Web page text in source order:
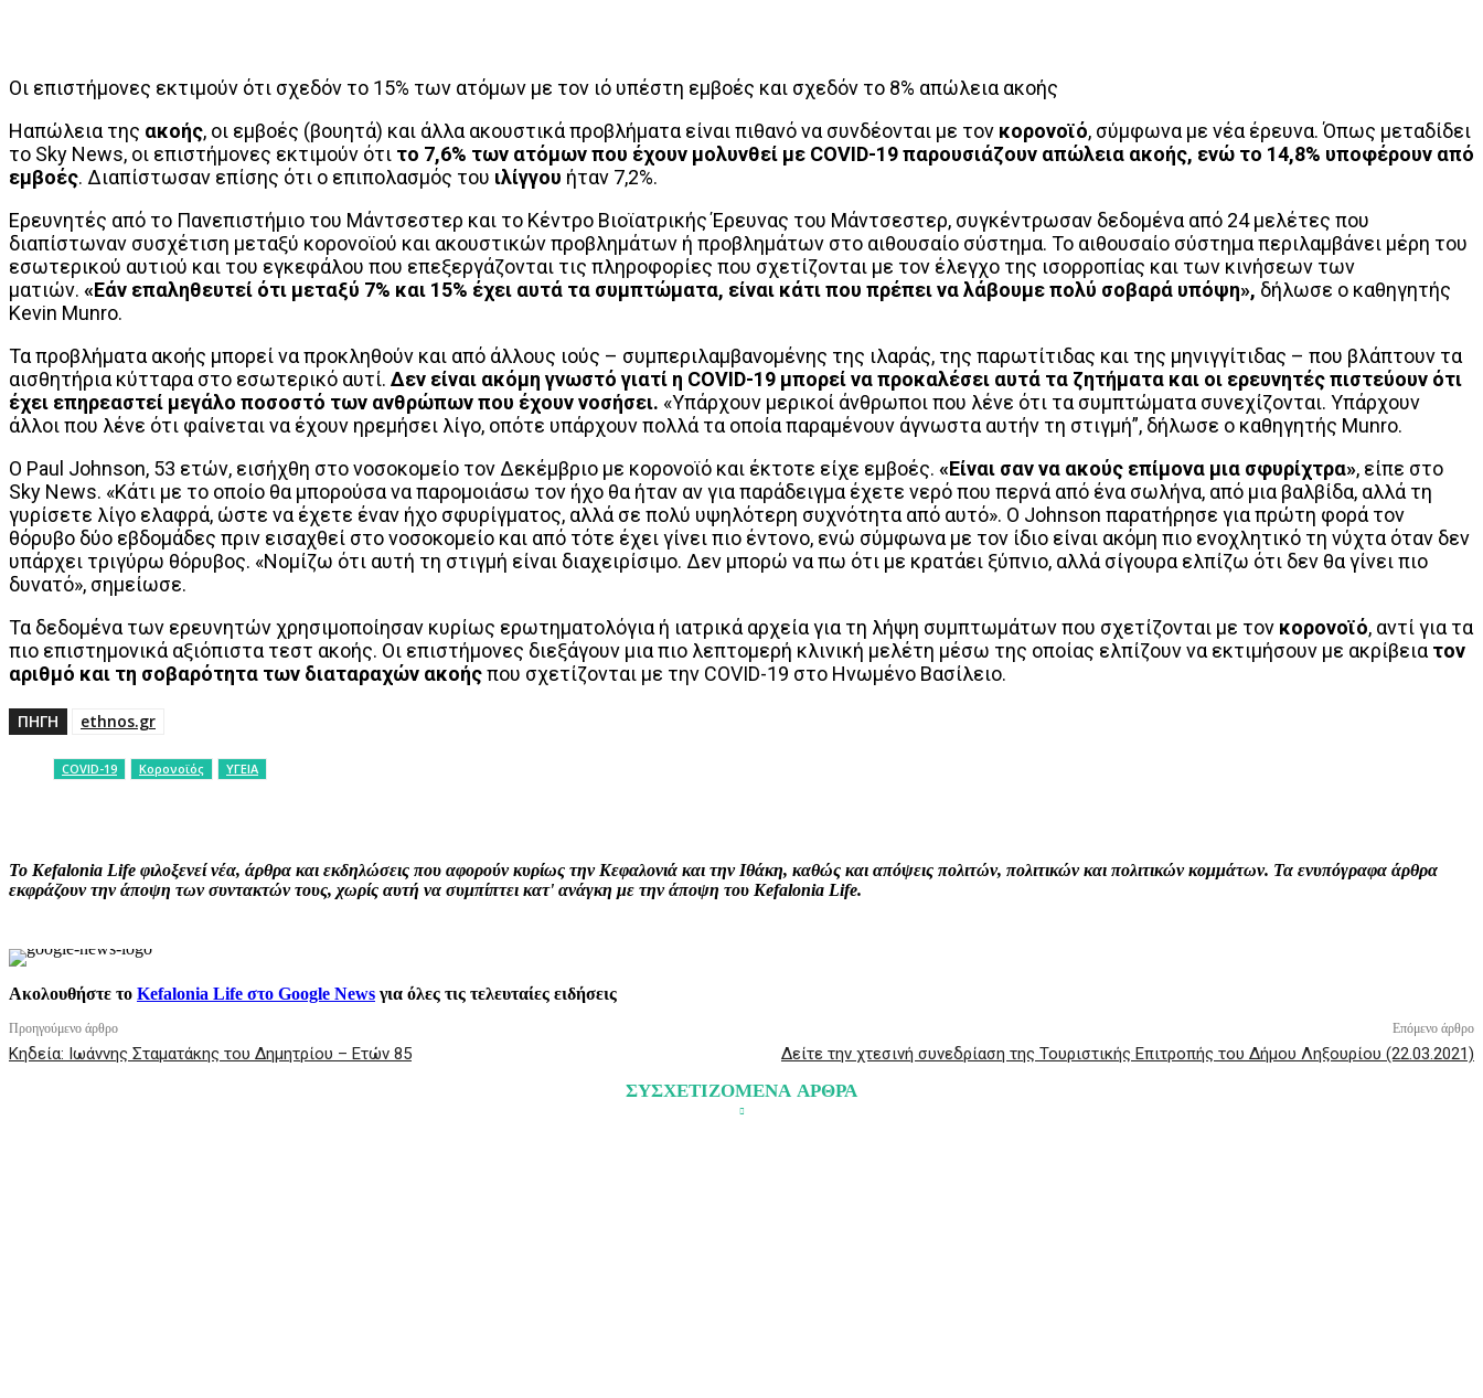
Οι επιστήμονες εκτιμούν ότι σχεδόν το 15% των ατόμων με τον ιό υπέστη εμβοές και σχεδόν το 8% απώλεια ακοής
Ηαπώλεια της ακοής, οι εμβοές (βουητά) και άλλα ακουστικά προβλήματα είναι πιθανό να συνδέονται με τον κορονοϊό, σύμφωνα με νέα έρευνα. Όπως μεταδίδει
το Sky News, oι επιστήμονες εκτιμούν ότι το 7,6% των ατόμων που έχουν μολυνθεί με COVID-19 παρουσιάζουν απώλεια ακοής, ενώ το 14,8% υποφέρουν από
εμβοές. Διαπίστωσαν επίσης ότι ο επιπολασμός του ιλίγγου ήταν 7,2%.
Ερευνητές από το Πανεπιστήμιο του Μάντσεστερ και το Κέντρο Βιοϊατρικής Έρευνας του Μάντσεστερ, συγκέντρωσαν δεδομένα από 24 μελέτες που
διαπίστωναν συσχέτιση μεταξύ κορονoϊού και ακουστικών προβλημάτων ή προβλημάτων στο αιθουσαίο σύστημα. Το αιθουσαίο σύστημα περιλαμβάνει μέρη του
εσωτερικού αυτιού και του εγκεφάλου που επεξεργάζονται τις πληροφορίες που σχετίζονται με τον έλεγχο της ισορροπίας και των κινήσεων των
ματιών. «Εάν επαληθευτεί ότι μεταξύ 7% και 15% έχει αυτά τα συμπτώματα, είναι κάτι που πρέπει να λάβουμε πολύ σοβαρά υπόψη», δήλωσε ο καθηγητής
Kevin Munro.
Τα προβλήματα ακοής μπορεί να προκληθούν και από άλλους ιούς – συμπεριλαμβανομένης της ιλαράς, της παρωτίτιδας και της μηνιγγίτιδας – που βλάπτουν τα
αισθητήρια κύτταρα στο εσωτερικό αυτί. Δεν είναι ακόμη γνωστό γιατί η COVID-19 μπορεί να προκαλέσει αυτά τα ζητήματα και οι ερευνητές πιστεύουν ότι
έχει επηρεαστεί μεγάλο ποσοστό των ανθρώπων που έχουν νοσήσει. «Υπάρχουν μερικοί άνθρωποι που λένε ότι τα συμπτώματα συνεχίζονται. Υπάρχουν
άλλοι που λένε ότι φαίνεται να έχουν ηρεμήσει λίγο, οπότε υπάρχουν πολλά τα οποία παραμένουν άγνωστα αυτήν τη στιγμή”, δήλωσε ο καθηγητής Munro.
Ο Paul Johnson, 53 ετών, εισήχθη στο νοσοκομείο τον Δεκέμβριο με κορονοϊό και έκτοτε είχε εμβοές. «Είναι σαν να ακούς επίμονα μια σφυρίχτρα», είπε στο
Sky News. «Κάτι με το οποίο θα μπορούσα να παρομοιάσω τον ήχο θα ήταν αν για παράδειγμα έχετε νερό που περνά από ένα σωλήνα, από μια βαλβίδα, αλλά τη
γυρίσετε λίγο ελαφρά, ώστε να έχετε έναν ήχο σφυρίγματος, αλλά σε πολύ υψηλότερη συχνότητα από αυτό». Ο Johnson παρατήρησε για πρώτη φορά τον
θόρυβο δύο εβδομάδες πριν εισαχθεί στο νοσοκομείο και από τότε έχει γίνει πιο έντονο, ενώ σύμφωνα με τον ίδιο είναι ακόμη πιο ενοχλητικό τη νύχτα όταν δεν
υπάρχει τριγύρω θόρυβος. «Νομίζω ότι αυτή τη στιγμή είναι διαχειρίσιμο. Δεν μπορώ να πω ότι με κρατάει ξύπνιο, αλλά σίγουρα ελπίζω ότι δεν θα γίνει πιο
δυνατό», σημείωσε.
Τα δεδομένα των ερευνητών χρησιμοποίησαν κυρίως ερωτηματολόγια ή ιατρικά αρχεία για τη λήψη συμπτωμάτων που σχετίζονται με τον κορoνοϊό, αντί για τα
πιο επιστημονικά αξιόπιστα τεστ ακοής. Οι επιστήμονες διεξάγουν μια πιο λεπτομερή κλινική μελέτη μέσω της οποίας ελπίζουν να εκτιμήσουν με ακρίβειατον
αριθμό και τη σοβαρότητα των διαταραχών ακοήςπου σχετίζονται με την COVID-19 στο Ηνωμένο Βασίλειο.
ΠΗΓΗ ethnos.gr
COVID-19 Κορονοϊός ΥΓΕΙΑ
Το Kefalonia Life φιλοξενεί νέα, άρθρα και εκδηλώσεις που αφορούν κυρίως την Κεφαλονιά και την Ιθάκη, καθώς και απόψεις πολιτών, πολιτικών και πολιτικών κομμάτων. Τα ενυπόγραφα άρθρα
εκφράζουν την άποψη των συντακτών τους, χωρίς αυτή να συμπίπτει κατ' ανάγκη με την άποψη του Kefalonia Life.
Ακολουθήστε το Kefalonia Life στο Google News για όλες τις τελευταίες ειδήσεις
Προηγούμενο άρθρο
Κηδεία: Ιωάννης Σταματάκης του Δημητρίου – Ετών 85
Επόμενο άρθρο
Δείτε την χτεσινή συνεδρίαση της Τουριστικής Επιτροπής του Δήμου Ληξουρίου (22.03.2021)
ΣΥΣΧΕΤΙΖΟΜΕΝΑ ΑΡΘΡΑ